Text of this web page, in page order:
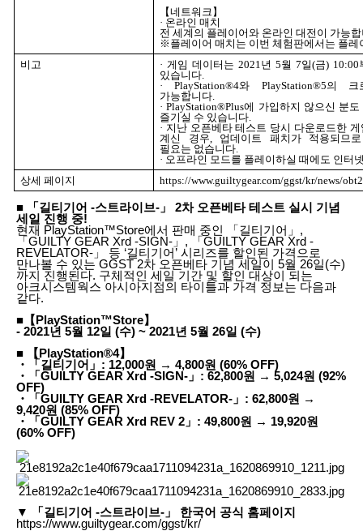
【네트워크】
· 온라인 매치
전 세계의 플레이어와 온라인 대전이 가능
※ 플레이어 매치는 이번 체험판에서는 플레
비고
· 게임 데이터는 2021 년 5월 7일(금)10:00
있습니다.
·PlayStation®4와 PlayStation®5의 크
가능합니다.
·PlayStation®Plus에 가입하지 않으신 분
즐기실 수 있습니다.
· 지난 오픈베타 테스트 당시 다운로드한
계신 경우
업데이트 패치가 적용되므
필요는 없습니다.
· 오프라인 모드를 플레이하실 때에도 인터
상세 페이지
https://www.guiltygear.com/ggst/kr/news/
■ 「길티기어 -스트라이브-」 2차 오픈베타 테스트 실시 기념
세일 진행 중!
현재 PlayStation™Store에서 판매 중인 「길티기어」,
「GUILTY GEAR Xrd -SIGN-」, 「GUILTY GEAR Xrd -
REVELATOR-」 등 ‘길티기어’ 시리즈를 할인된 가격으로
만나볼 수 있는 GGST 2차 오픈베타 기념 세일이 5월 26일(수)
까지 진행된다. 구체적인 세일 기간 및 할인 대상이 되는
아크시스템웍스 아시아지점의 타이틀과 가격 정보는 다음과
같다.
■【PlayStation™Store】
- 2021년 5월 12일 (수) ~ 2021년 5월 26일 (수)
■ 【PlayStation®4】
・「길티기어」: 12,000원 → 4,800원 (60% OFF)
・「GUILTY GEAR Xrd -SIGN-」: 62,800원 → 5,024원 (92%
OFF)
・「GUILTY GEAR Xrd -REVELATOR-」: 62,800원 →
9,420원 (85% OFF)
・「GUILTY GEAR Xrd REV 2」: 49,800원 → 19,920원
(60% OFF)
▼ 「길티기어 -스트라이브-」 한국어 공식 홈페이지
https://www.guiltygear.com/ggst/kr/